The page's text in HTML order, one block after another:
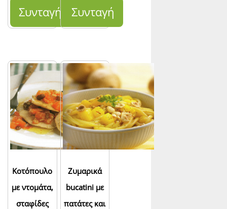
λουκάνικα
Συνταγή Συνταγή
Κοτόπουλο
με ντομάτα,
σταφίδες
Ζυμαρικά
bucatini με
πατάτες και